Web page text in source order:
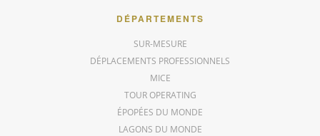
DÉPARTEMENTS
SUR-MESURE
DÉPLACEMENTS PROFESSIONNELS
MICE
TOUR OPERATING
ÉPOPÉES DU MONDE
LAGONS DU MONDE